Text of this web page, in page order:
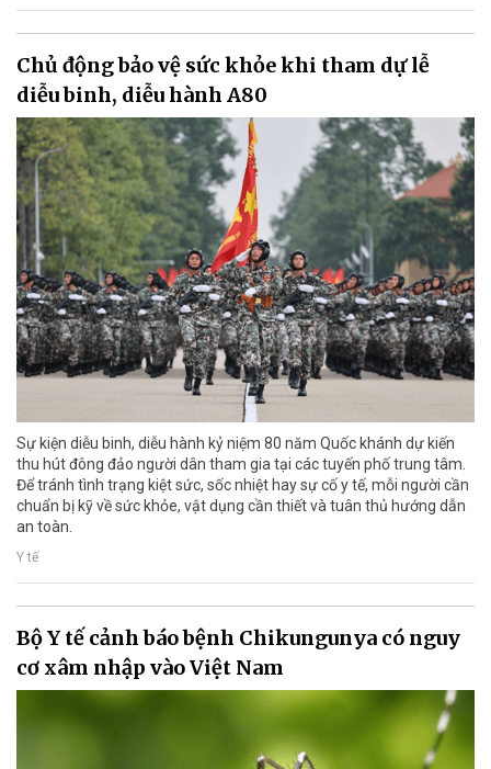
Chủ động bảo vệ sức khỏe khi tham dự lễ
diễu binh, diễu hành A80
Sự kiện diễu binh, diễu hành kỷ niệm 80 năm Quốc khánh dự kiến
thu hút đông đảo người dân tham gia tại các tuyến phố trung tâm.
Để tránh tình trạng kiệt sức, sốc nhiệt hay sự cố y tế, mỗi người cần
chuẩn bị kỹ về sức khỏe, vật dụng cần thiết và tuân thủ hướng dẫn
an toàn.
Y tế
Bộ Y tế cảnh báo bệnh Chikungunya có nguy
cơ xâm nhập vào Việt Nam